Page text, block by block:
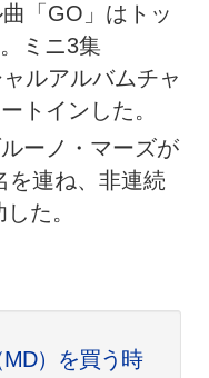
「GO」はトッ
ミニ3集
ルアルバムチャ
トインした。
ーノ・マーズが
を連ね、非連続
た。
）を買う時